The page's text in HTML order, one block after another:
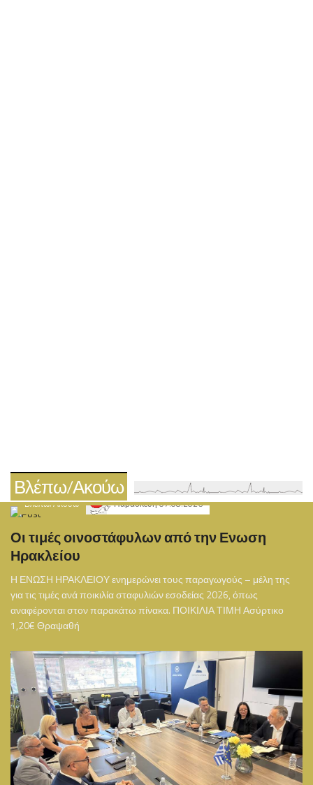
Βλέπω/Ακούω
Βλέπω/Ακούω Παρασκευή 07.08.2026
Οι τιμές οινοστάφυλων από την Ενωση
Ηρακλείου
Η ΕΝΩΣΗ ΗΡΑΚΛΕΙΟΥ ενημερώνει τους παραγωγούς – μέλη της
για τις τιμές ανά ποικιλία σταφυλιών εσοδείας 2026, όπως
αναφέρονται στον παρακάτω πίνακα. ΠΟΙΚΙΛΙΑ ΤΙΜΗ Ασύρτικο
1,20€ Θραψαθή